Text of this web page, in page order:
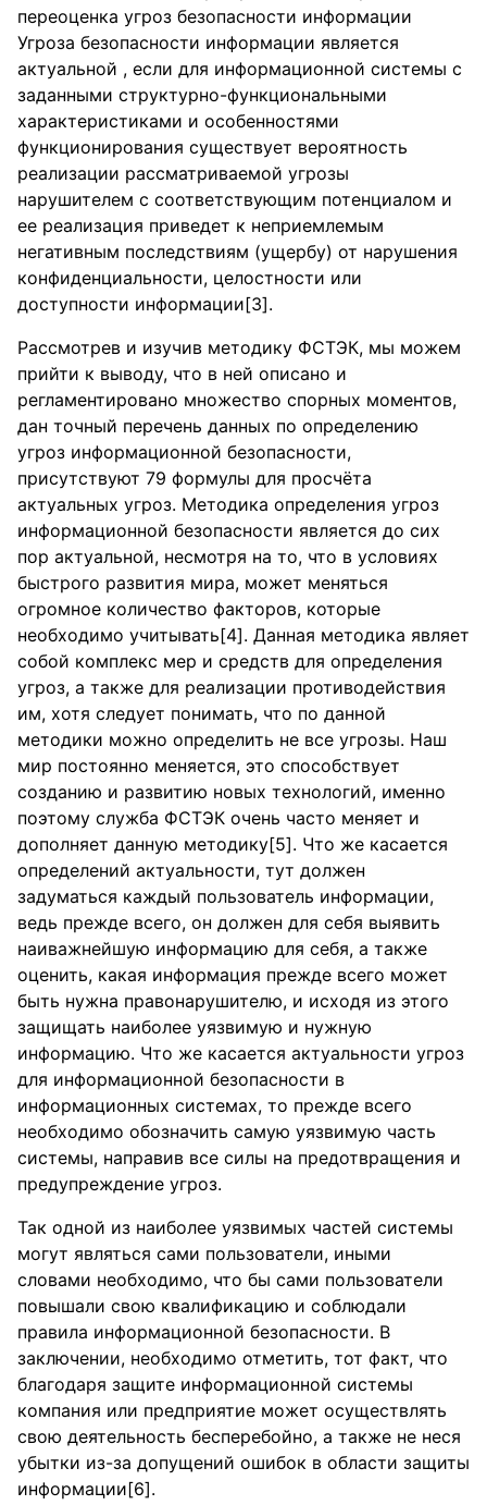
переоценка угроз безопасности информации
Угроза безопасности информации является
актуальной , если для информационной системы с
заданными структурно-функциональными
характеристиками и особенностями
функционирования существует вероятность
реализации рассматриваемой угрозы
нарушителем с соответствующим потенциалом и
ее реализация приведет к неприемлемым
негативным последствиям (ущербу) от нарушения
конфиденциальности, целостности или
доступности информации[3].
Рассмотрев и изучив методику ФСТЭК, мы можем
прийти к выводу, что в ней описано и
регламентировано множество спорных моментов,
дан точный перечень данных по определению
угроз информационной безопасности,
присутствуют 79 формулы для просчёта
актуальных угроз. Методика определения угроз
информационной безопасности является до сих
пор актуальной, несмотря на то, что в условиях
быстрого развития мира, может меняться
огромное количество факторов, которые
необходимо учитывать[4]. Данная методика являет
собой комплекс мер и средств для определения
угроз, а также для реализации противодействия
им, хотя следует понимать, что по данной
методики можно определить не все угрозы. Наш
мир постоянно меняется, это способствует
созданию и развитию новых технологий, именно
поэтому служба ФСТЭК очень часто меняет и
дополняет данную методику[5]. Что же касается
определений актуальности, тут должен
задуматься каждый пользователь информации,
ведь прежде всего, он должен для себя выявить
наиважнейшую информацию для себя, а также
оценить, какая информация прежде всего может
быть нужна правонарушителю, и исходя из этого
защищать наиболее уязвимую и нужную
информацию. Что же касается актуальности угроз
для информационной безопасности в
информационных системах, то прежде всего
необходимо обозначить самую уязвимую часть
системы, направив все силы на предотвращения и
предупреждение угроз.
Так одной из наиболее уязвимых частей системы
могут являться сами пользователи, иными
словами необходимо, что бы сами пользователи
повышали свою квалификацию и соблюдали
правила информационной безопасности. В
заключении, необходимо отметить, тот факт, что
благодаря защите информационной системы
компания или предприятие может осуществлять
свою деятельность бесперебойно, а также не неся
убытки из-за допущений ошибок в области защиты
информации[6].